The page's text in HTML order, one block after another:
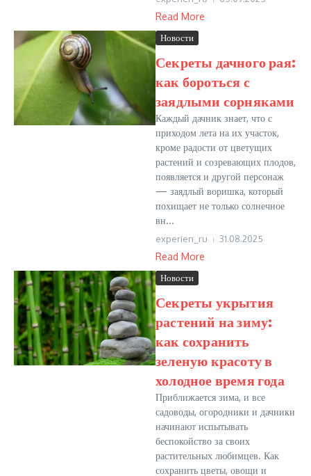
Read More
Новости
Секреты дачного рая:
как бороться с
заядлыми сорняками
Каждый дачник знает, что с
приходом лета на их участок,
кроме радости от цветущих
растений и созревающих плодов,
появляется и другой персонаж
— заядлый воришка, который
похищает не только солнечное
вн...
experien_ru 31.08.2025
Read More
Новости
Секреты укрытия
растений на зиму:
как сохранить
зеленую красоту в
холодное время года
Приближается зима, и все
садоводы, огородники и дачники
начинают испытывать
беспокойство за своих
растительных любимцев. Как
сохранить цветы, овощи и